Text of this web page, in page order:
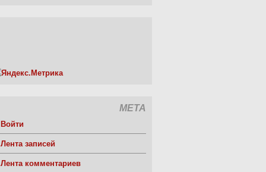
МЕТА
Войти
Лента записей
Лента комментариев